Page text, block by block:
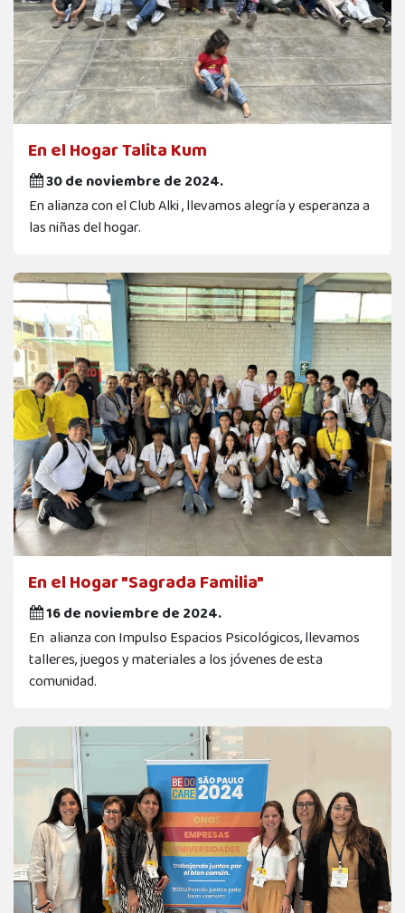
En el Hogar "Sagrada Familia"
16 de noviembre de 2024.
En alianza con Impulso Espacios Psicológicos, llevamos
talleres, juegos y materiales a los jóvenes de esta
comunidad.
En el Hogar Talita Kum
30 de noviembre de 2024.
En alianza con el Club Alki , llevamos alegría y esperanza a
las niñas del hogar.